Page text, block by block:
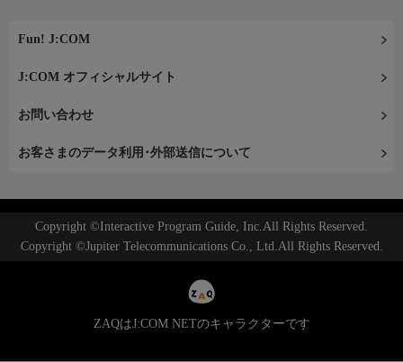
Fun! J:COM
J:COM オフィシャルサイト
お問い合わせ
お客さまのデータ利用･外部送信について
Copyright ©Interactive Program Guide, Inc.All Rights Reserved.
Copyright ©Jupiter Telecommunications Co., Ltd.All Rights Reserved.
ZAQはJ:COM NETのキャラクターです